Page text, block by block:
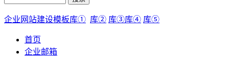
企业网站建设模板库① 库② 库③库④ 库⑤
首页
企业邮箱